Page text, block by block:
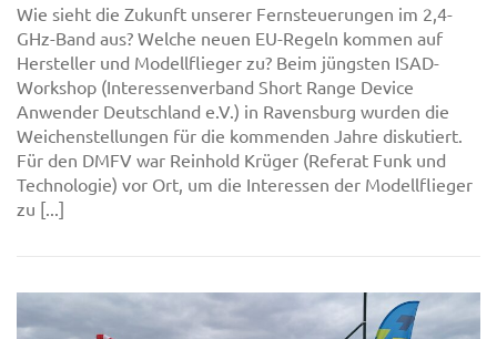
Wie sieht die Zukunft unserer Fernsteuerungen im 2,4-
GHz-Band aus? Welche neuen EU-Regeln kommen auf
Hersteller und Modellflieger zu? Beim jüngsten ISAD-
Workshop (Interessenverband Short Range Device
Anwender Deutschland e.V.) in Ravensburg wurden die
Weichenstellungen für die kommenden Jahre diskutiert.
Für den DMFV war Reinhold Krüger (Referat Funk und
Technologie) vor Ort, um die Interessen der Modellflieger
zu [...]